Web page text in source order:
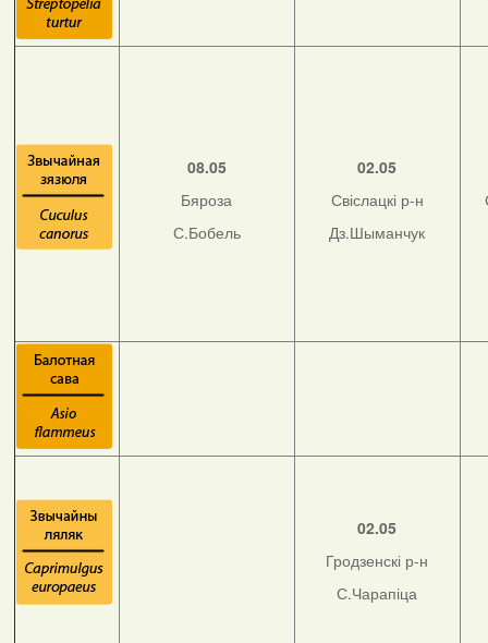
08.05
Бяроза
С.Бобель
02.05
Свіслацкі р-н
Дз.Шыманчук
02.05
Гродзенскі р-н
С.Чарапіца